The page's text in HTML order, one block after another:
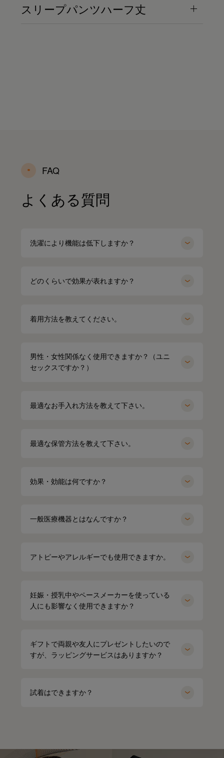
スリープパンツハーフ丈
FAQ
よくある質問
洗濯により機能は低下しますか？
どのくらいで効果が表れますか？
着用方法を教えてください。
男性・女性関係なく使用できますか？（ユニ
セックスですか？）
最適なお手入れ方法を教えて下さい。
最適な保管方法を教えて下さい。
効果・効能は何ですか？
一般医療機器とはなんですか？
アトピーやアレルギーでも使用できますか。
妊娠・授乳中やペースメーカーを使っている
人にも影響なく使用できますか？
ギフトで両親や友人にプレゼントしたいので
すが、ラッピングサービスはありますか？
試着はできますか？